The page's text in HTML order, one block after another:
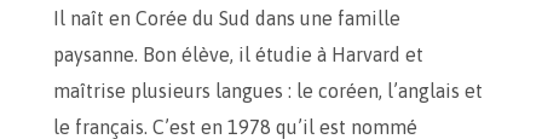
Il naît en Corée du Sud dans une famille
paysanne. Bon élève, il étudie à Harvard et
maîtrise plusieurs langues : le coréen, l’anglais et
le français. C’est en 1978 qu’il est nommé